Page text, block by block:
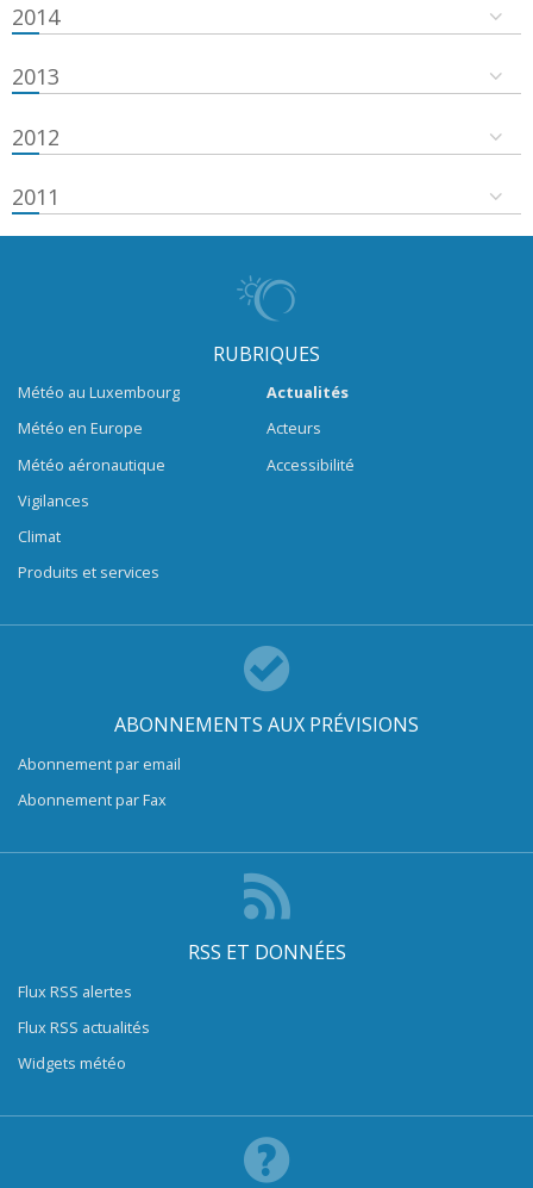
2014
2013
2012
2011
RUBRIQUES
Météo au Luxembourg
Météo en Europe
Météo aéronautique
Vigilances
Climat
Produits et services
Actualités
Acteurs
Accessibilité
ABONNEMENTS AUX PRÉVISIONS
Abonnement par email
Abonnement par Fax
RSS ET DONNÉES
Flux RSS alertes
Flux RSS actualités
Widgets météo